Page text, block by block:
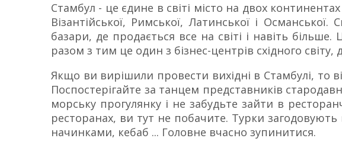
Стамбул - це єдине в світі місто на двох
Візантійської, Римської, Латинської і
базари, де продається все на світі і навіть більше.
разом з тим це один з бізнес-центрів східного
Якщо ви вирішили провести вихідні в Стамбулі, то
Поспостерігайте за танцем представників
морську прогулянку і не забудьте зайти в
ресторанах, ви тут не побачите. Турки
начинками, кебаб ... Головне вчасно зупинитися.